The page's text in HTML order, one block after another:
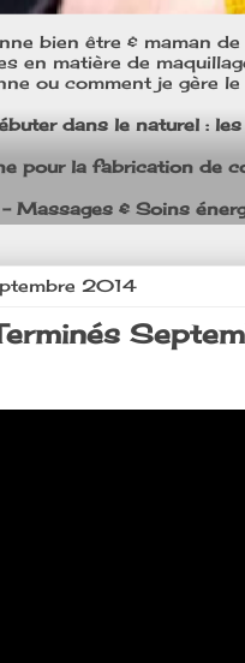
bien être & maman
en matière de
ou comment je gère
dans le naturel : les
pour la fabrication de
Massages & Soins
2014